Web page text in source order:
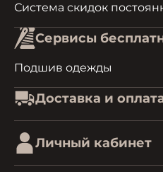
Система скидок
Сервисы
Подшив одежды
Доставка и
Личный кабинет